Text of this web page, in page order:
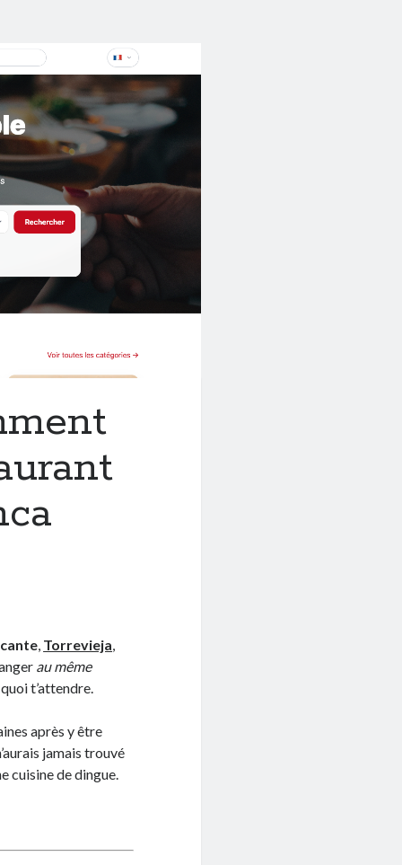
, Torrevieja,
au même
t’attendre.
après y être
jamais trouvé
cuisine de dingue.